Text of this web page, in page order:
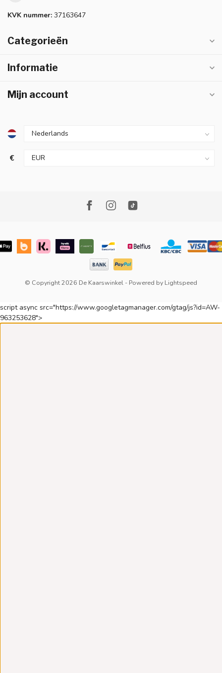
KVK nummer: 37163647
Categorieën
Informatie
Mijn account
€
© Copyright 2026 De Kaarswinkel - Powered by Lightspeed
script async src="https://www.googletagmanager.com/gtag/js?id=AW-
963253628">